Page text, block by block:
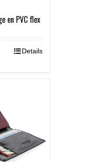
en PVC flex
Details